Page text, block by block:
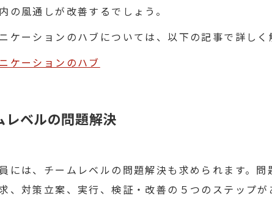
の風通しが改善するでしょう。
ケーションのハブについては、以下の記事で詳しく
ケーションのハブ
レベルの問題解決
には、チームレベルの問題解決も求められます。問
、対策立案、実行、検証・改善の５つのステップ